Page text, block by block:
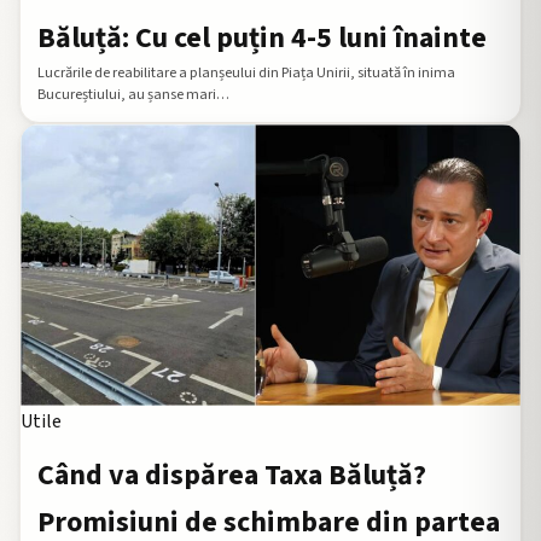
Băluță: Cu cel puțin 4-5 luni înainte
Lucrările de reabilitare a planșeului din Piața Unirii, situată în inima
Bucureștiului, au șanse mari…
Utile
Când va dispărea Taxa Băluță?
Promisiuni de schimbare din partea